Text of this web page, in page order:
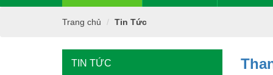
Trang chủ Tin Tức
TIN TỨC